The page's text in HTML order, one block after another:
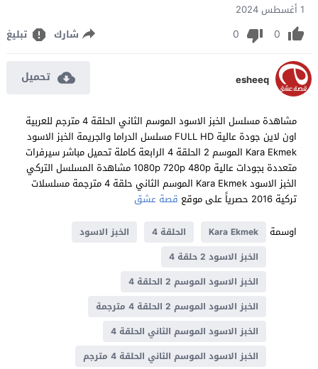
1 أغسطس 2024
0
0 شارك تبليغ
esheeq تحميل
مشاهدة مسلسل الخبز الاسود الموسم الثاني الحلقة 4 مترجم للعربية
اون لاين جودة عالية FULL HD مسلسل الدراما والجريمة الخبز الاسود
Kara Ekmek الموسم 2 الحلقة 4 الرابعة كاملة تحميل مباشر سيرفرات
متعددة بجودات عالية 1080p 720p 480p مشاهدة المسلسل التركي
الخبز الاسود Kara Ekmek الموسم الثاني حلقة 4 مترجمة مسلسلات
تركية 2016 حصرياً على موقع
قصة عشق
اوسمة
Kara Ekmek الحلقة 4
الخبز الاسود
الخبز الاسود 2 حلقة 4
الخبز الاسود الموسم 2 الحلقة 4
الخبز الاسود الموسم 2 الحلقة 4 مترجمة
الخبز الاسود الموسم الثاني الحلقة 4
الخبز الاسود الموسم الثاني الحلقة 4 مترجم